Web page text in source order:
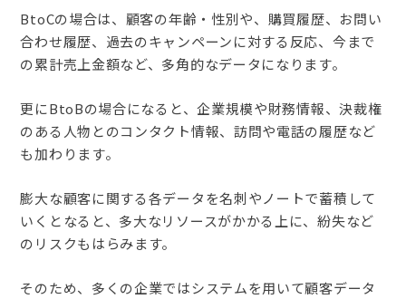
BtoCの場合は、顧客の年齢・性別や、購買履歴、お問い
合わせ履歴、過去のキャンペーンに対する反応、今まで
の累計売上金額など、多角的なデータになります。
更にBtoBの場合になると、企業規模や財務情報、決裁権
のある人物とのコンタクト情報、訪問や電話の履歴など
も加わります。
膨大な顧客に関する各データを名刺やノートで蓄積して
いくとなると、多大なリソースがかかる上に、紛失など
のリスクもはらみます。
そのため、多くの企業ではシステムを用いて顧客データ